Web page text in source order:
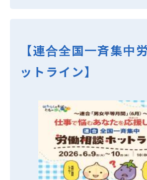
【連合全国一斉集中
ットライン】